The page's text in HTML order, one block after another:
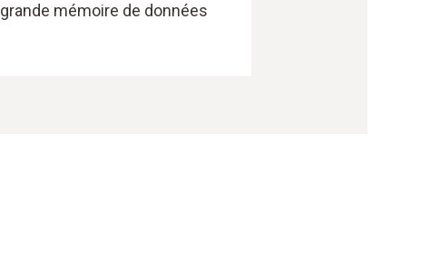
grande mémoire de données